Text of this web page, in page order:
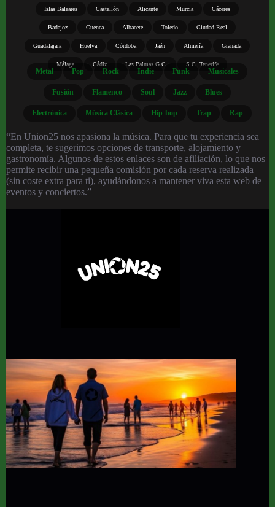
Islas Baleares Castellón Alicante Murcia Cáceres
Badajoz Cuenca Albacete Toledo Ciudad Real
Guadalajara Huelva Córdoba Jaén Almería Granada
Málaga Cádiz Las Palmas G.C. S.C. Tenerife
Metal Pop Rock Indie Punk Musicales
Fusión Flamenco Soul Jazz Blues
Electrónica Música Clásica Hip-hop Trap Rap
“En Union25 nos apasiona la música. Para que tu experiencia sea
completa, te sugerimos opciones de transporte, alojamiento y
gastronomía. Algunos de estos enlaces son de afiliación, lo que nos
permite recibir una pequeña comisión por cada reserva realizada
(sin coste extra para ti), ayudándonos a mantener viva esta web de
eventos y conciertos.”